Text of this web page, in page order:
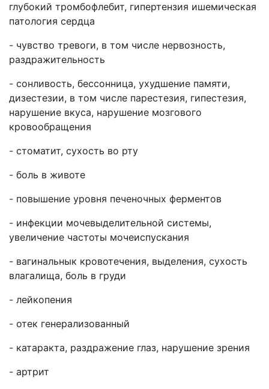
глубокий тромбофлебит, гипертензия ишемическая
патология сердца
- чувство тревоги, в том числе нервозность,
раздражительность
- сонливость, бессонница, ухудшение памяти,
дизестезии, в том числе парестезия, гипестезия,
нарушение вкуса, нарушение мозгового
кровообращения
- стоматит, сухость во рту
- боль в животе
- повышение уровня печеночных ферментов
- инфекции мочевыделительной системы,
увеличение частоты мочеиспускания
- вагинальнык кровотечения, выделения, сухость
влагалища, боль в груди
- лейкопения
- отек генерализованный
- катаракта, раздражение глаз, нарушение зрения
- артрит